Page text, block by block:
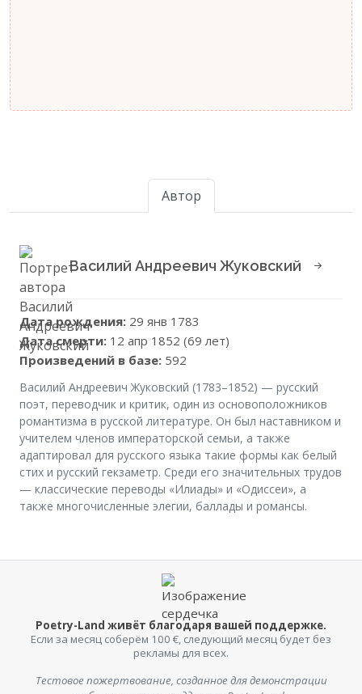
Автор
Василий Андреевич Жуковский
Дата рождения: 29 янв 1783
Дата смерти: 12 апр 1852 (69 лет)
Произведений в базе: 592
Василий Андреевич Жуковский (1783–1852) — русский
поэт, переводчик и критик, один из основоположников
романтизма в русской литературе. Он был наставником и
учителем членов императорской семьи, а также
адаптировал для русского языка такие формы как белый
стих и русский гекзаметр. Среди его значительных трудов
— классические переводы «Илиады» и «Одиссеи», а
также многочисленные элегии, баллады и романсы.
Poetry-Land живёт благодаря вашей поддержке.
Если за месяц соберём 100 €, следующий месяц будет без
рекламы для всех.
Тестовое пожертвование, созданное для демонстрации